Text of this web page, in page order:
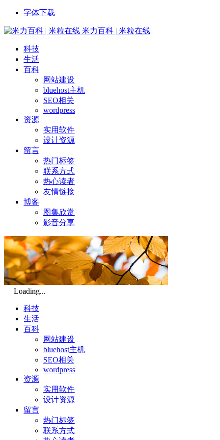
字体下载
米力百科 | 米粒在线
科技
生活
百科
网站建设
bluehost主机
SEO相关
wordpress
资源
实用软件
设计资源
留言
热门标签
联系方式
热心读者
友情链接
博客
图集欣赏
影音分享
Loading...
科技
生活
百科
网站建设
bluehost主机
SEO相关
wordpress
资源
实用软件
设计资源
留言
热门标签
联系方式